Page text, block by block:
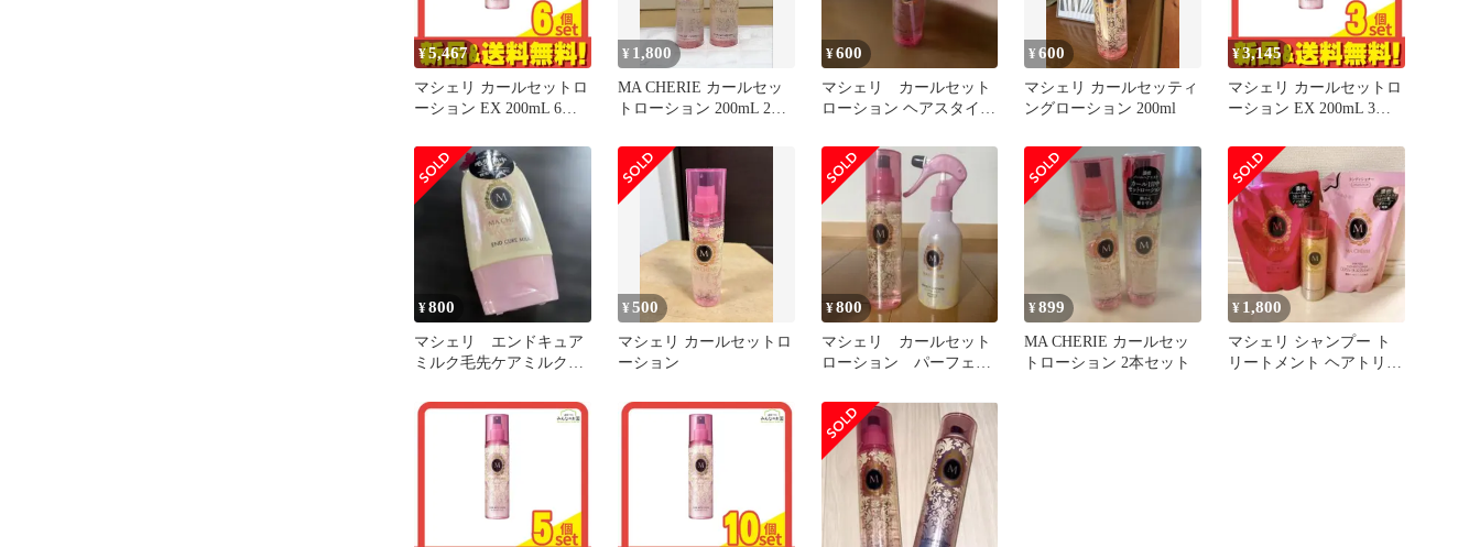
¥5,467
マシェリ カールセットロ
ーション EX 200mL 6個
¥ 1,800
MA CHERIE カールセッ
トローション 200mL 2本
¥600
マシェリ カールセット
ローション ヘアスタイリ
¥600
マシェリ カールセッティ
ングローション 200ml
¥3,145
マシェリ カールセットロ
ーション EX 200mL 3個
¥800
マシェリ エンドキュア
ミルク毛先ケアミルク
流さないタイプ
¥500
マシェリ カールセットロ
ーション
¥800
マシェリ カールセット
ローション パーフェク
¥899
MA CHERIE カールセッ
トローション 2本セット
¥ 1,800
マシェリ シャンプー ト
リートメント ヘアトリー